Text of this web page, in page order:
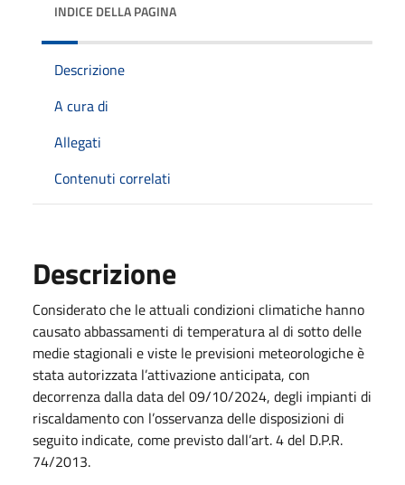
INDICE DELLA PAGINA
Descrizione
A cura di
Allegati
Contenuti correlati
Descrizione
Considerato che le attuali condizioni climatiche hanno
causato abbassamenti di temperatura al di sotto delle
medie stagionali e viste le previsioni meteorologiche è
stata autorizzata l’attivazione anticipata, con
decorrenza dalla data del 09/10/2024, degli impianti di
riscaldamento con l’osservanza delle disposizioni di
seguito indicate, come previsto dall’art. 4 del D.P.R.
74/2013.